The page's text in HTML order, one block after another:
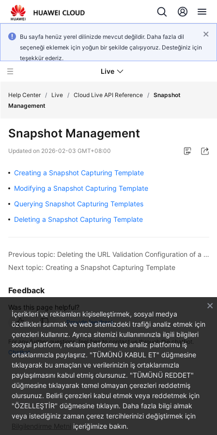
Bu sayfa henüz yerel dilinizde mevcut değildir. Daha fazla dil
seçeneği eklemek için yoğun bir şekilde çalışıyoruz. Desteğiniz için
teşekkür ederiz.
Live
New
Bulletin
Service
Overview
Billing
Started
Live
Media
Live
Best
Practices
Cloud
Live
API
Reference
Help Center / Live / Cloud Live API Reference / Snapshot
Management
Snapshot Management
Updated on 2026-02-03 GMT+08:00
Creating a Snapshot Capturing Template
Modifying a Snapshot Capturing Template
Querying Snapshot Capturing Templates
Deleting a Snapshot Capturing Template
Previous topic: Deleting the URL Validation Configuration of a Domain Name
Next topic: Creating a Snapshot Capturing Template
Feedback
Was this page helpful?
Provide feedback
For any further questions, feel free to contact us through the chatbot.
Chatbot
İçerikleri ve reklamları kişiselleştirmek, sosyal medya
özellikleri sunmak ve web sitemizdeki trafiği analiz etmek için
çerezleri kullanırız. Ayrıca sitemizi kullanımınızla ilgili bilgileri
sosyal platform, reklam platformu ve analiz platformu iş
ortaklarımızla paylaşırız. "TÜMÜNÜ KABUL ET" düğmesine
tıklayarak bu amaçları ve verilerinizin iş ortaklarımızla
paylaşılmasını kabul etmiş olursunuz. "TÜMÜNÜ REDDET"
düğmesine tıklayarak temel olmayan çerezleri reddetmiş
olursunuz. Belirli çerezleri kabul etmek veya reddetmek için
"ÖZELLEŞTİR" düğmesine tıklayın. Daha fazla bilgi almak
veya istediğiniz zaman çerez tercihlerinizi değiştirmek için
Bilgilendirme Metni içeriğimize bakın.